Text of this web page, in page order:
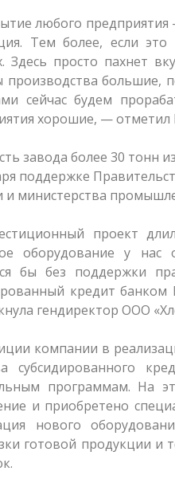
любого предприятия
Тем более, если это
Здесь просто пахнет
большие,
сейчас будем
хорошие, — отметил
завода более 30 тонн
поддержке
и министерства
проект
оборудование у нас
бы без поддержки
кредит
гендиректор ООО
компании в
субсидированного
программам. На
и приобретено
нового
готовой продукции и